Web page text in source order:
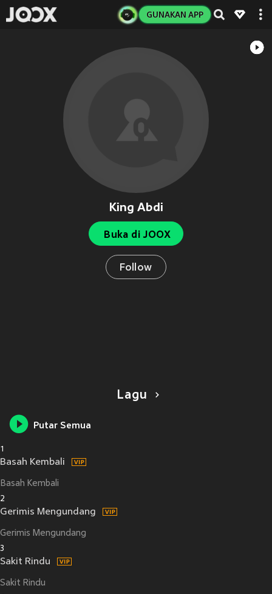
GUNAKAN APP
King Abdi
Buka di JOOX
Follow
Lagu
Putar Semua
1
Basah Kembali
Basah Kembali
2
Gerimis Mengundang
Gerimis Mengundang
3
Sakit Rindu
Sakit Rindu